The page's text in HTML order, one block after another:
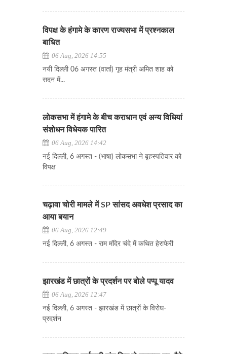
विपक्ष के हंगामे के कारण राज्यसभा में प्रश्नकाल
बाधित
06 Aug, 2026 14:55
नयी दिल्ली 06 अगस्त (वार्ता) गृह मंत्री अमित शाह को
सदन में...
लोकसभा में हंगामे के बीच कराधान एवं अन्य विधियां
संशोधन विधेयक पारित
06 Aug, 2026 14:42
नई दिल्ली, 6 अगस्त - (भाषा) लोकसभा ने बृहस्पतिवार को
विपक्ष
चढ़ावा चोरी मामले में SP सांसद अवधेश प्रसाद का
आया बयान
06 Aug, 2026 12:49
नई दिल्ली, 6 अगस्त - राम मंदिर चंदे में कथित हेराफेरी
झारखंड में छात्रों के प्रदर्शन पर बोले पप्पू यादव
06 Aug, 2026 12:47
नई दिल्ली, 6 अगस्त - झारखंड में छात्रों के विरोध-
प्रदर्शन